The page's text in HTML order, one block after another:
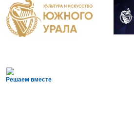
Решаем вместе